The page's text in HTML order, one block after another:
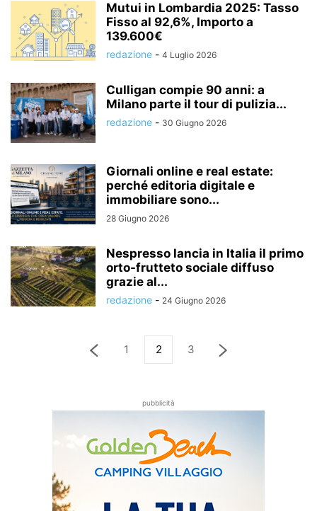
Mutui in Lombardia 2025: Tasso
Fisso al 92,6%, Importo a
139.600€
redazione - 4 Luglio 2026
Culligan compie 90 anni: a
Milano parte il tour di pulizia...
redazione - 30 Giugno 2026
Giornali online e real estate:
perché editoria digitale e
immobiliare sono...
28 Giugno 2026
Nespresso lancia in Italia il primo
orto-frutteto sociale diffuso
grazie al...
redazione - 24 Giugno 2026
1 2 3
pubblicità